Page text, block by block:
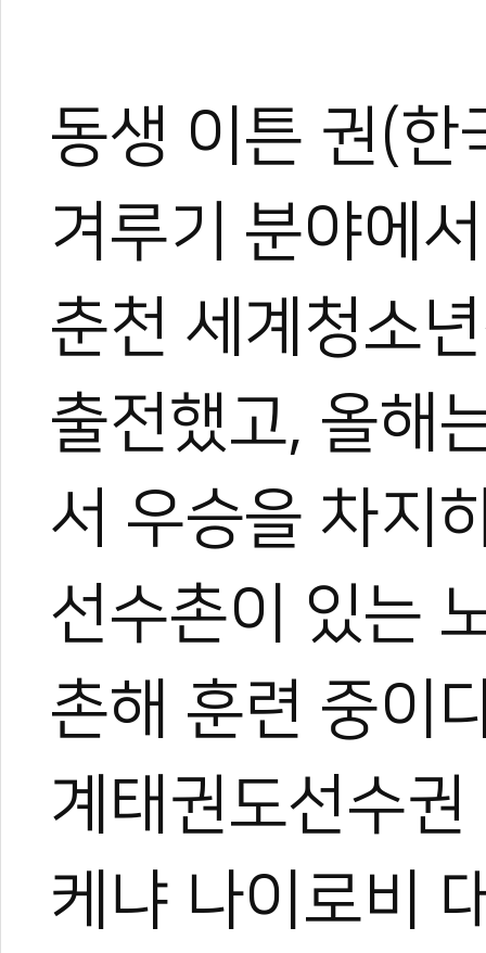
동생 이튼 권(
겨루기 분야에
춘천 세계청소
출전했고, 올해
서 우승을 차지
선수촌이 있는
촌해 훈련 중이
계태권도선수
케냐 나이로비